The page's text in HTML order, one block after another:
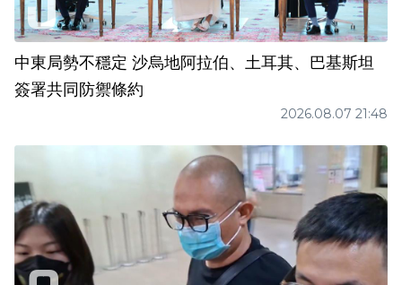
中東局勢不穩定 沙烏地阿拉伯、土耳其、巴基斯坦
簽署共同防禦條約
2026.08.07 21:48